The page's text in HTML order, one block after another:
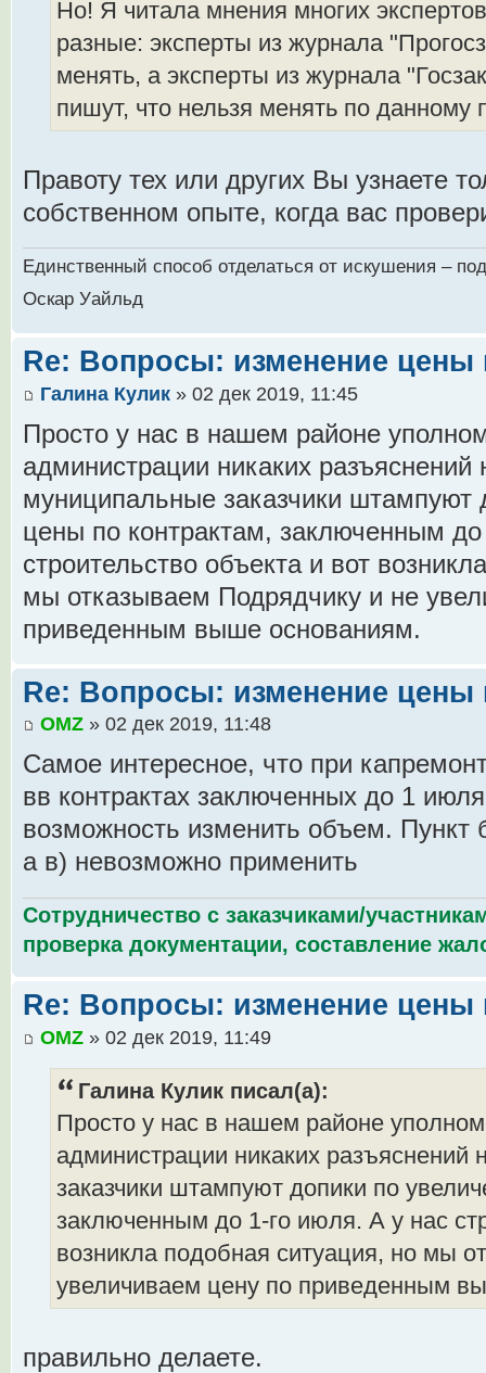
Но! Я читала мнения многих
разные: эксперты из журнала
менять, а эксперты из журнала
пишут, что нельзя менять по данному
Правоту тех или других Вы узнаете
собственном опыте, когда вас
Единственный способ отделаться от искушения –
Оскар Уайльд
Re: Вопросы: изменение цены
Галина Кулик » 02 дек 2019, 11:45
Просто у нас в нашем районе
администрации никаких разъяснений
муниципальные заказчики штампуют
цены по контрактам, заключенным
строительство объекта и вот
мы отказываем Подрядчику и не
приведенным выше основаниям.
Re: Вопросы: изменение цены
OMZ » 02 дек 2019, 11:48
Самое интересное, что при
вв контрактах заключенных до 1
возможность изменить объем. Пункт
а в) невозможно применить
Сотрудничество с заказчиками/
проверка документации, составление
Re: Вопросы: изменение цены
OMZ » 02 дек 2019, 11:49
Галина Кулик писал(а):
Просто у нас в нашем районе
администрации никаких
заказчики штампуют допики по
заключенным до 1-го июля. А у нас
возникла подобная ситуация, но мы
увеличиваем цену по приведенным
правильно делаете.